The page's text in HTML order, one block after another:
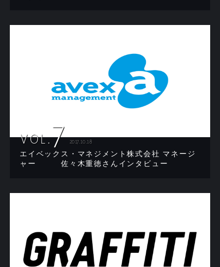
VOL.7 2017.10.18
エイベックス・マネジメント株式会社 マネージ
ャー 佐々木重徳さんインタビュー